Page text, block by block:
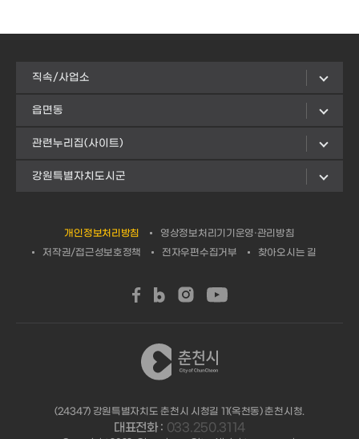
직속/사업소
읍면동
관련누리집(사이트)
강원특별자치도시군
개인정보처리방침
영상정보처리기기운영·관리방침
저작권/접근성보호정책
전자우편수집거부 찾아오시는 길
(24347) 강원특별자치도 춘천시 시청길 11(옥천동) 춘천시청.
대표전화 : 033.250.3114